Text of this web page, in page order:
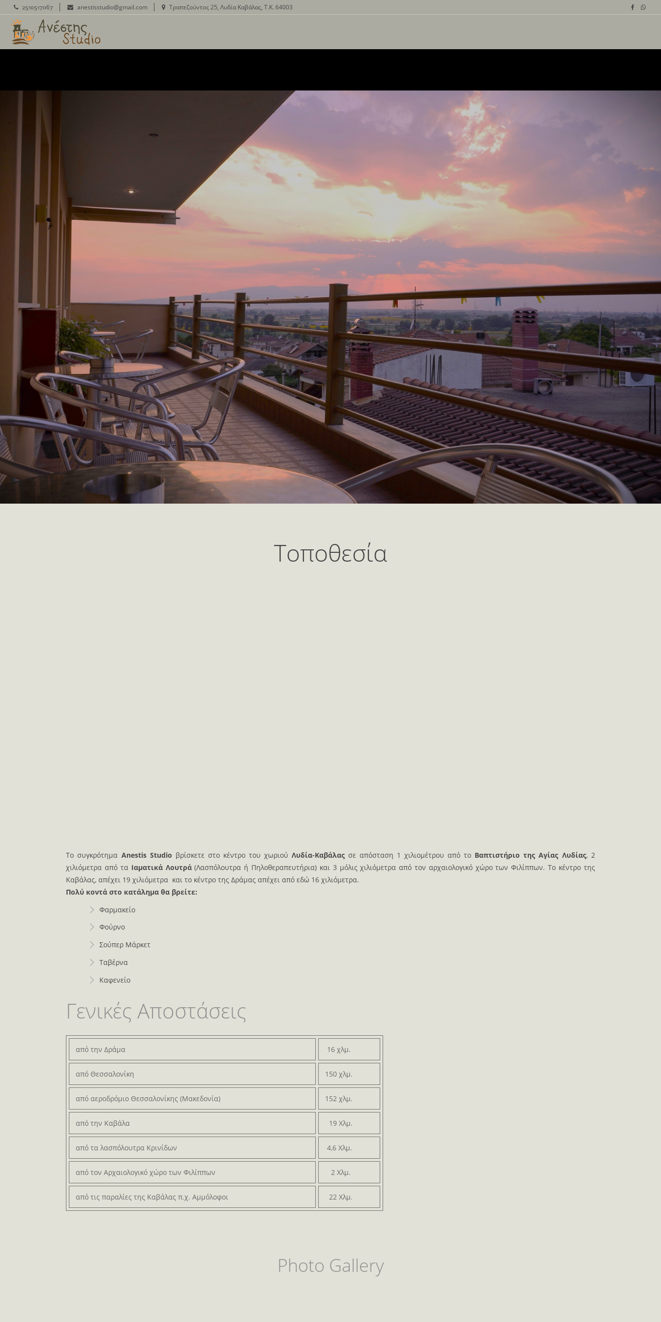
2510517067 anestisstudio@gmail.com Τραπεζούντος 25, Λυδία Καβάλας, Τ.Κ. 64003
Τοποθεσία
Το συγκρότημα Anestis Studio βρίσκετε στο κέντρο του χωριού Λυδία-Kαβάλαςσε απόσταση 1 χιλιομέτρου από το Βαπτιστήριο της Αγίας Λυδίας, 2
χιλιόμετρα από τα Ιαματικά Λουτρά(Λασπόλουτρα ή Πηλοθεραπευτήρια) και 3 μόλις χιλιόμετρα από τον αρχαιολογικό χώρο των Φιλίππων. Το κέντρο της
Καβάλας, απέχει 19 χιλιόμετρα και το κέντρο της Δράμας απέχει από εδώ 16 χιλιόμετρα.
Πολύ κοντά στο κατάλημα θα βρείτε:
Φαρμακείο
Φούρνο
Σούπερ Μάρκετ
Ταβέρνα
Καφενείο
Γενικές Αποστάσεις
από την Δράμα 16 χλμ.
από Θεσσαλονίκη 150 χλμ.
από αεροδρόμιο Θεσσαλονίκης (Μακεδονία) 152 χλμ.
από την Καβάλα 19 Χλμ.
από τα λασπόλουτρα Κρινίδων 4,6 Χλμ.
από τον Αρχαιολογικό χώρο των Φιλίππων 2 Χλμ.
από τις παραλίες της Καβάλας π.χ. Αμμόλοφοι 22 Χλμ.
Photo Gallery